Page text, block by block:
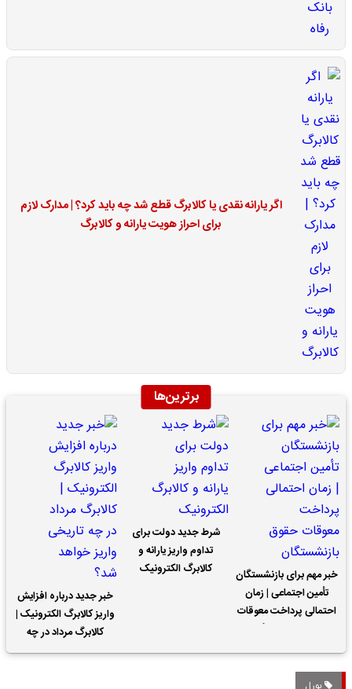
اگر یارانه نقدی یا کالابرگ قطع شد چه باید کرد؟ | مدارک لازم
برای احراز هویت یارانه و کالابرگ
برترین‌ها
خبر مهم برای بازنشستگان
تأمین اجتماعی | زمان
احتمالی پرداخت معوقات
شرط جدید دولت برای
تداوم واریز یارانه و
کالابرگ الکترونیک
خبر جدید درباره افزایش
واریز کالابرگ الکترونیک |
کالابرگ مرداد در چه
تاریخی واریز خواهد شد؟
بورل